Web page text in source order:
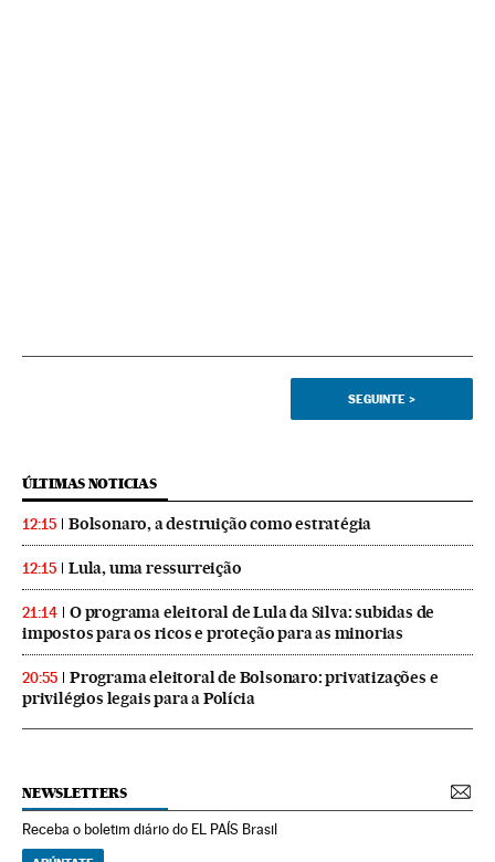
SEGUINTE >
ÚLTIMAS NOTICIAS
12:15 Bolsonaro, a destruição como estratégia
12:15 Lula, uma ressurreição
21:14
O programa eleitoral de Lula da Silva: subidas de
impostos para os ricos e proteção para as minorias
20:55
Programa eleitoral de Bolsonaro: privatizações e
privilégios legais para a Polícia
NEWSLETTERS
Receba o boletim diário do EL PAÍS Brasil